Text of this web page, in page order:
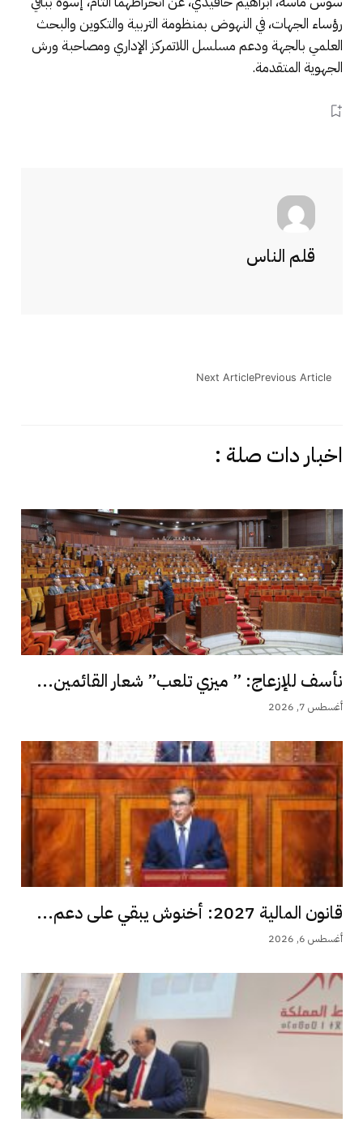
رؤساء الجهات، في النهوض بمنظومة التربية والتكوين والبحث
العلمي بالجهة ودعم مسلسل اللاتمركز الإداري ومصاحبة ورش
الجهوية المتقدمة.
قلم الناس
Previous Article
Next Article
اخبار دات صلة :
نأسف للإزعاج: ” ميزي تلعب” شعار القائمين...
أغسطس 7, 2026
قانون المالية 2027: أخنوش يبقي على دعم...
أغسطس 6, 2026